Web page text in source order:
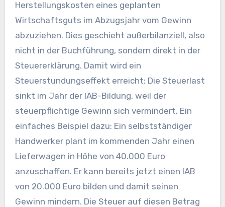
Herstellungskosten eines geplanten
Wirtschaftsguts im Abzugsjahr vom Gewinn
abzuziehen. Dies geschieht außerbilanziell, also
nicht in der Buchführung, sondern direkt in der
Steuererklärung. Damit wird ein
Steuerstundungseffekt erreicht: Die Steuerlast
sinkt im Jahr der IAB-Bildung, weil der
steuerpflichtige Gewinn sich vermindert. Ein
einfaches Beispiel dazu: Ein selbstständiger
Handwerker plant im kommenden Jahr einen
Lieferwagen in Höhe von 40.000 Euro
anzuschaffen. Er kann bereits jetzt einen IAB
von 20.000 Euro bilden und damit seinen
Gewinn mindern. Die Steuer auf diesen Betrag